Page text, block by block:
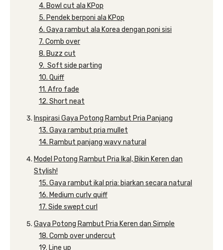
4. Bowl cut ala KPop
5. Pendek berponi ala KPop
6. Gaya rambut ala Korea dengan poni sisi
7. Comb over
8. Buzz cut
9. Soft side parting
10. Quiff
11. Afro fade
12. Short neat
Inspirasi Gaya Potong Rambut Pria Panjang
13. Gaya rambut pria mullet
14. Rambut panjang wavy natural
Model Potong Rambut Pria Ikal, Bikin Keren dan
Stylish!
15. Gaya rambut ikal pria: biarkan secara natural
16. Medium curly quiff
17. Side swept curl
Gaya Potong Rambut Pria Keren dan Simple
18. Comb over undercut
19. Line up